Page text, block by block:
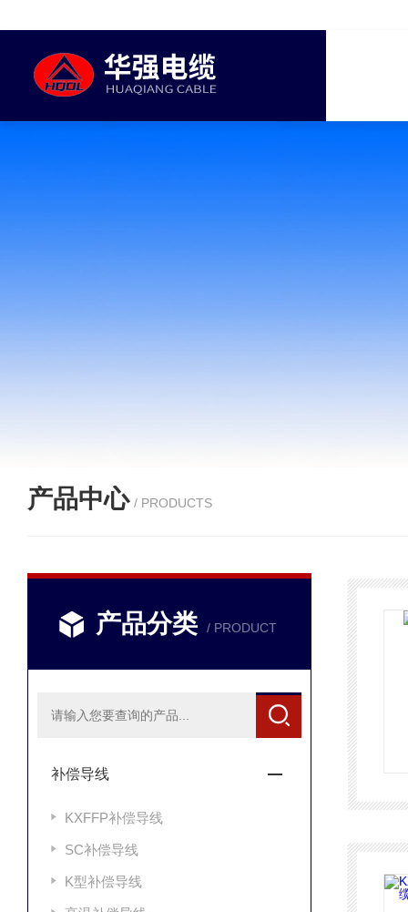
产品中心 / PRODUCTS
产品分类 / PRODUCT
补偿导线
KXFFP补偿导线
SC补偿导线
K型补偿导线